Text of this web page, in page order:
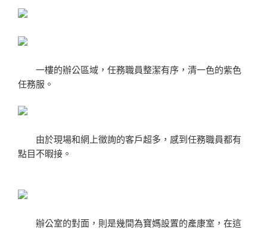
一樓的辦公區域，任務職員整潔有序，清一色的紫色
任務服。
由於現場和網上徵詢的客戶超多，感到任務職員都有
點目不暇接。
辦公室的對面，則是幾間為寶媽設置的產康室，在這